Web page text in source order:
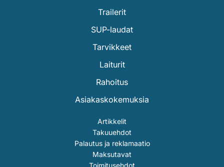
Trailerit
SUP-laudat
Tarvikkeet
Laiturit
Rahoitus
Asiakaskokemuksia
Artikkelit
Takuuehdot
Palautus ja reklamaatio
Maksutavat
Toimitusehdot